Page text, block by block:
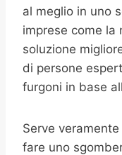
al meglio in uno
imprese come la
soluzione
di persone
furgoni in base
Serve
fare uno